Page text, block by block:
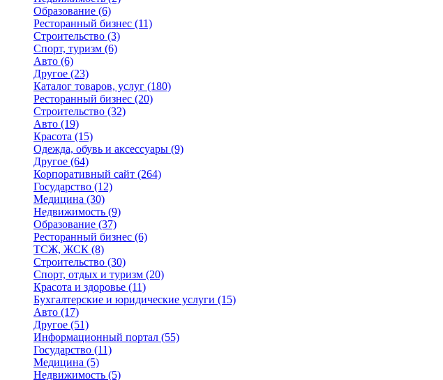
Образование (6)
Ресторанный бизнес (11)
Строительство (3)
Спорт, туризм (6)
Авто (6)
Другое (23)
Каталог товаров, услуг (180)
Ресторанный бизнес (20)
Строительство (32)
Авто (19)
Красота (15)
Одежда, обувь и аксессуары (9)
Другое (64)
Корпоративный сайт (264)
Государство (12)
Медицина (30)
Недвижимость (9)
Образование (37)
Ресторанный бизнес (6)
ТСЖ, ЖСК (8)
Строительство (30)
Спорт, отдых и туризм (20)
Красота и здоровье (11)
Бухгалтерские и юридические услуги (15)
Авто (17)
Другое (51)
Информационный портал (55)
Государство (11)
Медицина (5)
Недвижимость (5)